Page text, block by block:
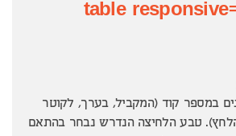
[table
במספר קוד (המקביל, בערך, לקוטר
טבע הלחיצה הנדרש נבחר בהתאם